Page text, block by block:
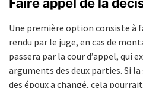
Une première option consiste à
rendu par le juge, en cas de
passera par la cour d’appel, qui
arguments des deux parties. Si
des époux a changé, cela